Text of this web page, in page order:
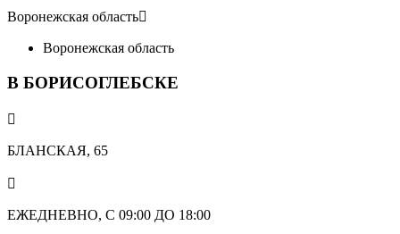
Воронежская область
Воронежская область
В БОРИСОГЛЕБСКЕ

БЛАНСКАЯ, 65

ЕЖЕДНЕВНО, С 09:00 ДО 18:00